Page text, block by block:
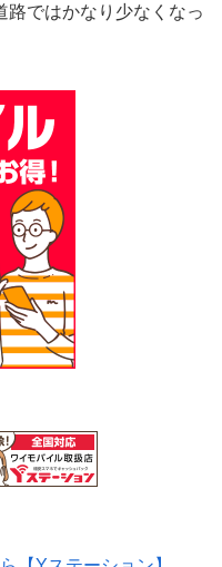
路ではかなり少なくなっ